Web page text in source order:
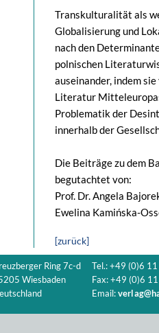
Transkulturalität als
Globalisierung und
nach den
polnischen
auseinander, indem
Literatur
Problematik der
innerhalb der
Die Beiträge zu dem
begutachtet von:
Prof. Dr. Angela
Ewelina Kamińska-
[zurück]
Ring 7c-d
Wiesbaden
Tel.: +49 (0)6
Fax: +49 (0)6
Email: